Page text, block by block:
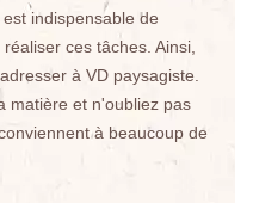
indispensable de
ces tâches. Ainsi,
à VD paysagiste.
matière et n'oubliez pas
à beaucoup de